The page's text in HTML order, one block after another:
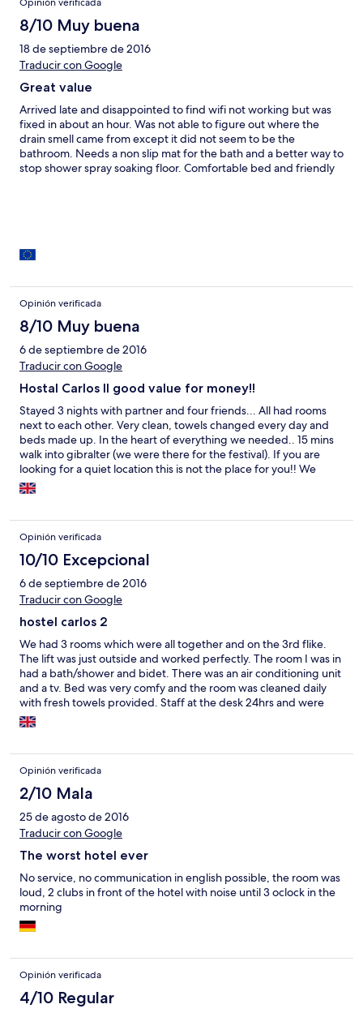
Opinión verificada
8/10 Muy buena
18 de septiembre de 2016
Traducir con Google
Great value
Arrived late and disappointed to find wifi not working but was
fixed in about an hour. Was not able to figure out where the
drain smell came from except it did not seem to be the
bathroom. Needs a non slip mat for the bath and a better way to
stop shower spray soaking floor. Comfortable bed and friendly
Opinión verificada
8/10 Muy buena
6 de septiembre de 2016
Traducir con Google
Hostal Carlos II good value for money!!
Stayed 3 nights with partner and four friends... All had rooms
next to each other. Very clean, towels changed every day and
beds made up. In the heart of everything we needed.. 15 mins
walk into gibralter (we were there for the festival). If you are
looking for a quiet location this is not the place for you!! We
enjoyed every minute!!
Opinión verificada
10/10 Excepcional
6 de septiembre de 2016
Traducir con Google
hostel carlos 2
We had 3 rooms which were all together and on the 3rd flike.
The lift was just outside and worked perfectly. The room I was in
had a bath/shower and bidet. There was an air conditioning unit
and a tv. Bed was very comfy and the room was cleaned daily
with fresh towels provided. Staff at the desk 24hrs and were
very helpful. Altogether for cost I was very impressed.
Opinión verificada
2/10 Mala
25 de agosto de 2016
Traducir con Google
The worst hotel ever
No service, no communication in english possible, the room was
loud, 2 clubs in front of the hotel with noise until 3 oclock in the
morning
Opinión verificada
4/10 Regular